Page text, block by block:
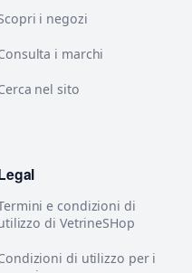
i negozi
i marchi
nel sito
e condizioni di
di VetrineSHop
di utilizzo per i